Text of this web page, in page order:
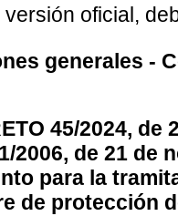
oficial,
generales -
45/2024,
2006, de 21 de
para la
de protección